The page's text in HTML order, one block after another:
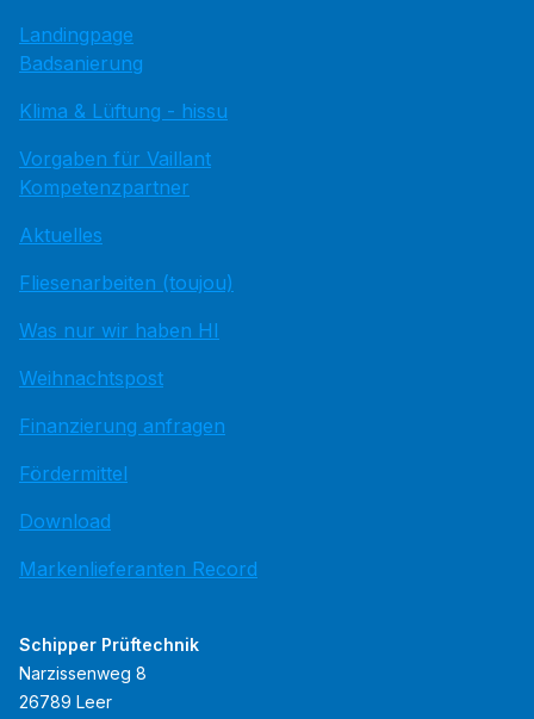
Landingpage
Badsanierung
Klima & Lüftung - hissu
Vorgaben für Vaillant
Kompetenzpartner
Aktuelles
Fliesenarbeiten (toujou)
Was nur wir haben HI
Weihnachtspost
Finanzierung anfragen
Fördermittel
Download
Markenlieferanten Record
Schipper Prüftechnik
Narzissenweg 8
26789 Leer